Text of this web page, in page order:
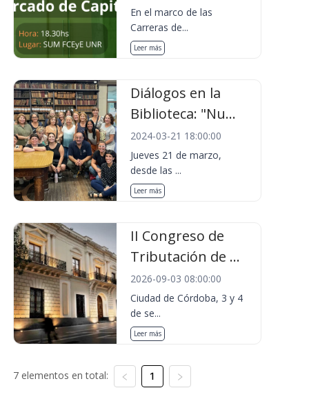
En el marco de las
Carreras de...
Leer más
Diálogos en la
Biblioteca: "Nu...
2024-03-21 18:00:00
Jueves 21 de marzo,
desde las ...
Leer más
II Congreso de
Tributación de ...
2026-09-03 08:00:00
Ciudad de Córdoba, 3 y 4
de se...
Leer más
7 elementos en total: 1